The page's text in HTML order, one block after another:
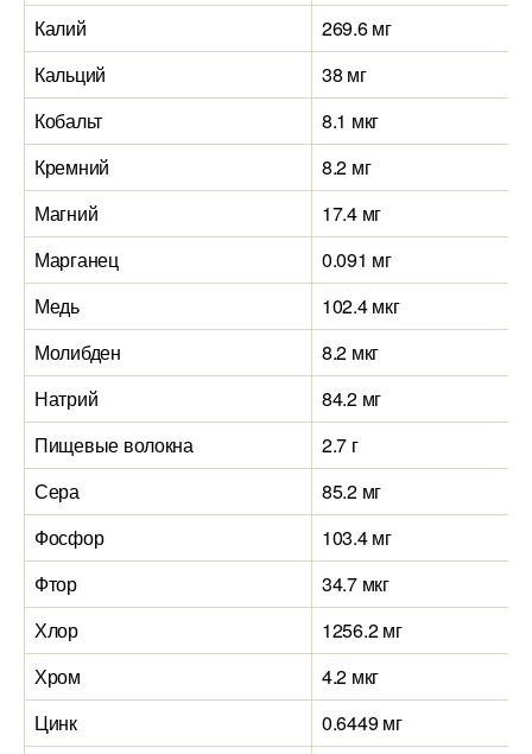
Калий
269.6 мг
Кальций
38 мг
Кобальт
8.1 мкг
Кремний
8.2 мг
Магний
17.4 мг
Марганец
0.091 мг
Медь
102.4 мкг
Молибден
8.2 мкг
Натрий
84.2 мг
Пищевые волокна
2.7 г
Сера
85.2 мг
Фосфор
103.4 мг
Фтор
34.7 мкг
Хлор
1256.2 мг
Хром
4.2 мкг
Цинк
0.6449 мг